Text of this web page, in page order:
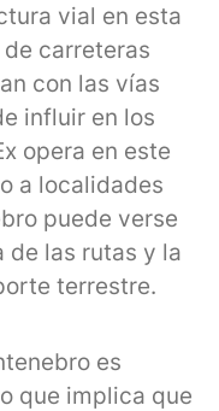
vial en esta
carreteras
con las vías
influir en los
opera en este
a localidades
puede verse
de las rutas y la
terrestre.
es
que implica que